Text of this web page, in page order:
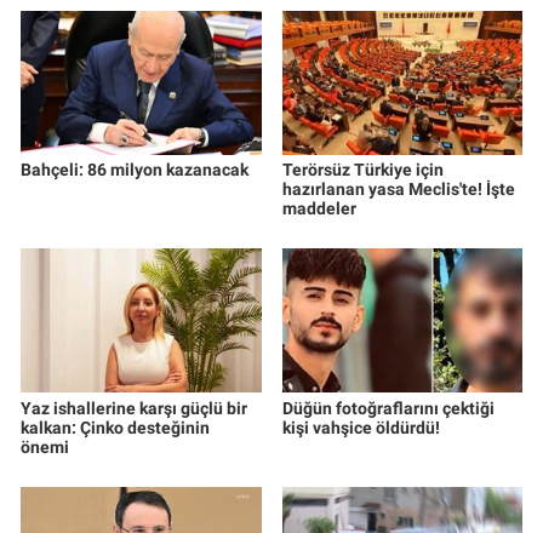
Bahçeli: 86 milyon kazanacak
Terörsüz Türkiye için
hazırlanan yasa Meclis'te! İşte
maddeler
Yaz ishallerine karşı güçlü bir
kalkan: Çinko desteğinin
önemi
Düğün fotoğraflarını çektiği
kişi vahşice öldürdü!
Yerel Yaşam
Canlı Yayın